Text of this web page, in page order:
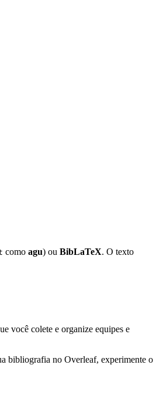
como agu) ou BibLaTeX. O texto
você colete e organize equipes e
bibliografia no Overleaf, experimente o